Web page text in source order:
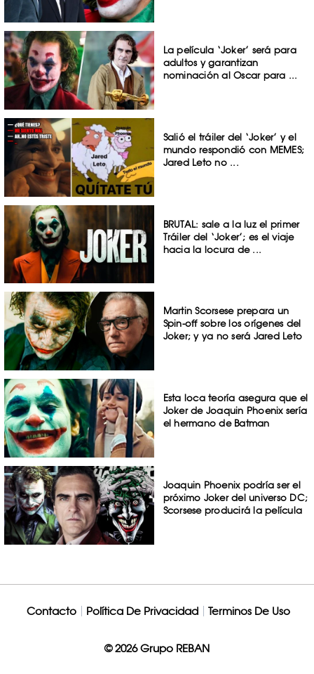
La película ‘Joker’ será para
adultos y garantizan
nominación al Oscar para ...
Salió el tráiler del ‘Joker’ y el
mundo respondió con MEMES;
Jared Leto no ...
BRUTAL: sale a la luz el primer
Tráiler del ‘Joker’; es el viaje
hacia la locura de ...
Martin Scorsese prepara un
Spin-off sobre los orígenes del
Joker; y ya no será Jared Leto
Esta loca teoría asegura que el
Joker de Joaquin Phoenix sería
el hermano de Batman
Joaquin Phoenix podría ser el
próximo Joker del universo DC;
Scorsese producirá la película
Contacto Política De Privacidad Terminos De Uso
© 2026 Grupo REBAN